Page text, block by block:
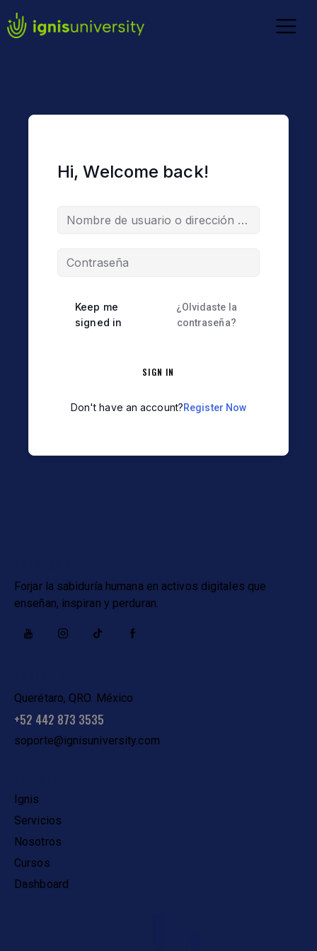
Hi, Welcome back!
Keep me
signed in
¿Olvidaste la
contraseña?
SIGN IN
Don't have an account?Register Now
Forjar la sabiduría humana en activos digitales que
enseñan, inspiran y perduran.
Querétaro, QRO. México
+52 442 873 3535
soporte@ignisuniversity.com
Ignis
Servicios
Nosotros
Cursos
Dashboard